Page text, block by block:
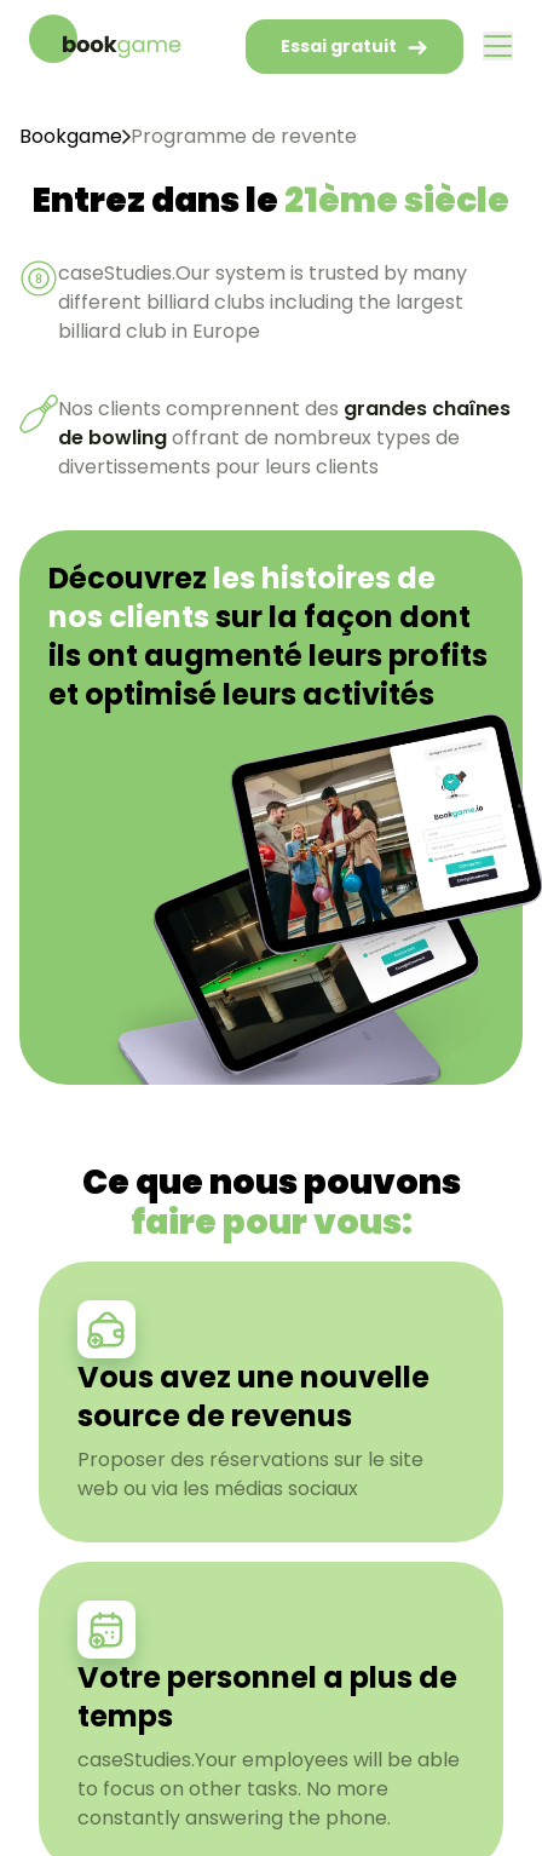
Essai gratuit
Bookgame Programme de revente
Entrez dans le21ème siècle
caseStudies.Our system is trusted by many
different billiard clubs including the largest
billiard club in Europe
Nos clients comprennent des grandes chaînes
de bowlingoffrant de nombreux types de
divertissements pour leurs clients
Découvrez les histoires de
nos clientssur la façon dont
ils ont augmenté leurs profits
et optimisé leurs activités
Ce que nous pouvons
faire pour vous:
Vous avez une nouvelle
source de revenus
Proposer des réservations sur le site
web ou via les médias sociaux
Votre personnel a plus de
temps
caseStudies.Your employees will be able
to focus on other tasks. No more
constantly answering the phone.